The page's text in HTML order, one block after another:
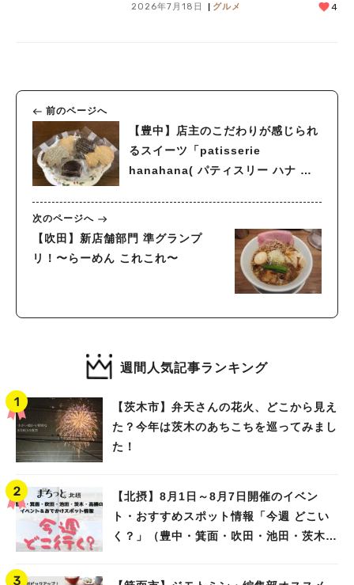
2026年7月18日 グルメ 4
前のページへ
【豊中】店主のこだわりが感じられ
るスイーツ「patisserie
hanahana( パティスリー ハナ ハ
次のページへ
【吹田】新店舗部門 準グランプ
リ！〜らーめん これこれ〜
週間人気記事ランキング
【茨木市】弁天さんの花火、どこから見え
た？今年は茨木のあちこちを巡ってみまし
た！
【北摂】8月1日～8月7日開催のイベン
ト・おすすめスポット情報「今週 どこい
く？」（豊中・箕面・吹田・池田・茨木・